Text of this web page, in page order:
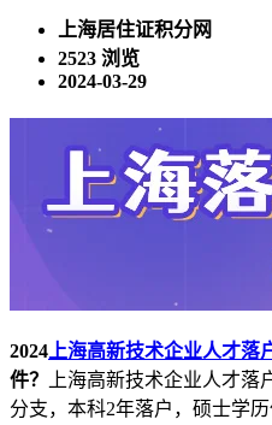
上海居住证积分网
2523 浏览
2024-03-29
2024 上海高新技术企业人才落
件？
上海高新技术企业人才
分支，本科2年落户，硕士学